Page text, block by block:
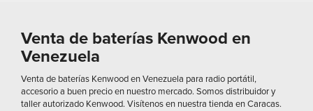
Venta de baterías Kenwood en
Venezuela
Venta de baterías Kenwood en Venezuela para radio portátil,
accesorio a buen precio en nuestro mercado. Somos distribuidor y
taller autorizado Kenwood. Visítenos en nuestra tienda en Caracas.